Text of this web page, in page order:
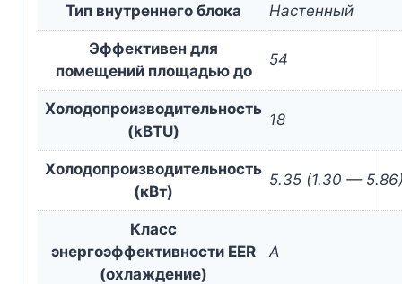
Тип внутреннего блока Настенный
Эффективен для
помещений площадью до
54
Холодопроизводительность
(kBTU)
18
Холодопроизводительность
(кВт)
5.35 (1.30 —
Класс
энергоэффективности EER
(охлаждение)
A